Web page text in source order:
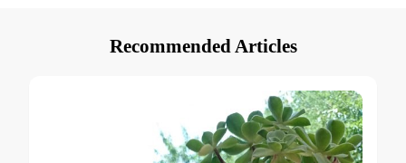
Recommended Articles